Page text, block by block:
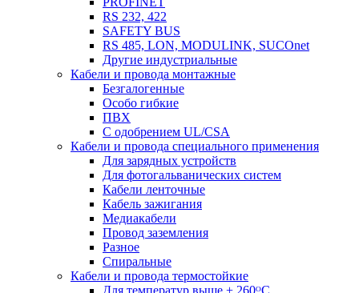
RS 232, 422
SAFETY BUS
RS 485, LON, MODULINK, SUCOnet
Другие индустриальные
Кабели и провода монтажные
Безгалогенные
Особо гибкие
ПВХ
С одобрением UL/CSA
Кабели и провода специального применения
Для зарядных устройств
Для фотогальванических систем
Кабели ленточные
Кабель зажигания
Медиакабели
Провод заземления
Разное
Спиральные
Кабели и провода термостойкие
Для температур выше + 260ᴼС